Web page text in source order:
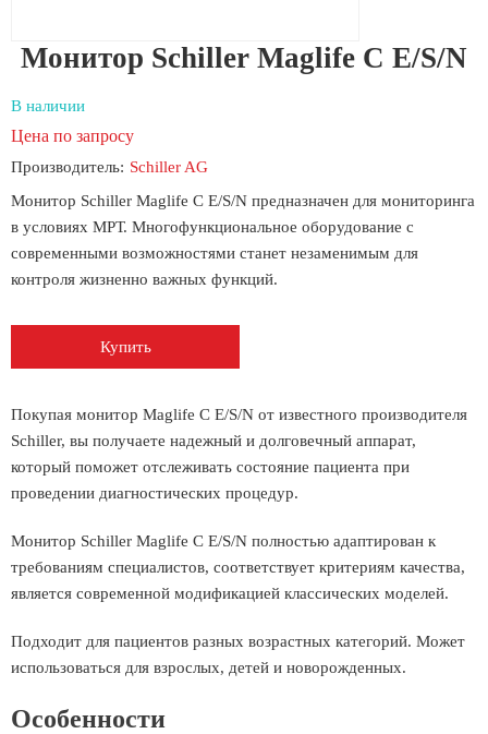
Монитор Schiller Maglife C E/S/N
В наличии
Цена по запросу
Производитель: Schiller AG
Монитор Schiller Maglife C E/S/N предназначен для мониторинга
в условиях МРТ. Многофункциональное оборудование с
современными возможностями станет незаменимым для
контроля жизненно важных функций.
Купить
Покупая монитор Maglife C E/S/N от известного производителя
Schiller, вы получаете надежный и долговечный аппарат,
который поможет отслеживать состояние пациента при
проведении диагностических процедур.
Монитор Schiller Maglife C E/S/N полностью адаптирован к
требованиям специалистов, соответствует критериям качества,
является современной модификацией классических моделей.
Подходит для пациентов разных возрастных категорий. Может
использоваться для взрослых, детей и новорожденных.
Особенности